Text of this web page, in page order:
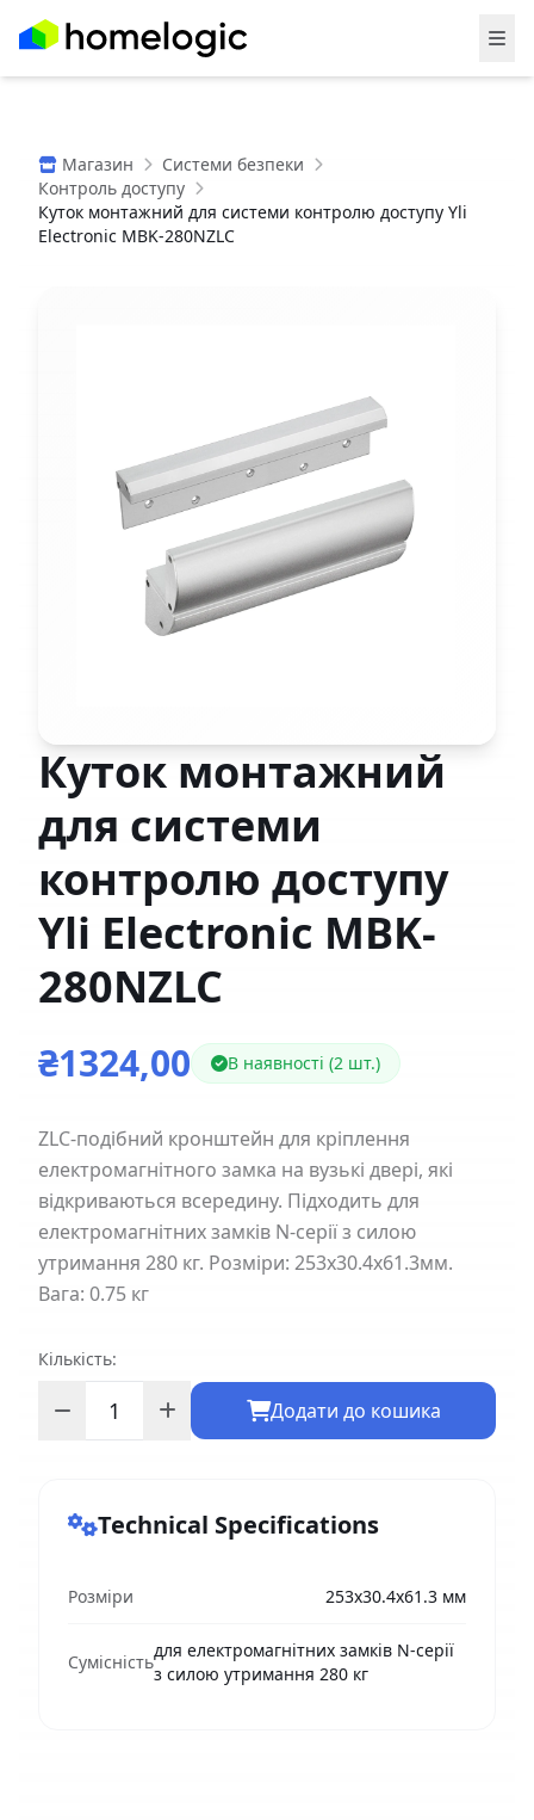
Магазин
Системи безпеки
Контроль доступу
Куток монтажний для системи контролю доступу Yli
Electronic MBK-280NZLC
Куток монтажний
для системи
контролю доступу
Yli Electronic MBK-
280NZLC
₴1324,00 В наявності (2 шт.)
ZLC-подібний кронштейн для кріплення
електромагнітного замка на вузькі двері, які
відкриваються всередину. Підходить для
електромагнітних замків N-серії з силою
утримання 280 кг. Розміри: 253x30.4x61.3мм.
Вага: 0.75 кг
Кількість:
Додати до кошика
Technical Specifications
Розміри 253x30.4x61.3 мм
Сумісність
для електромагнітних замків N-серії
з силою утримання 280 кг